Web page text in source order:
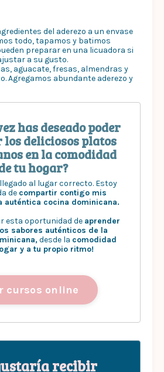
del aderezo a un envase
todo, tapamos y batimos
preparar en una licuadora si
a su gusto.
aguacate, fresas, almendras y
Agregamos abundante aderezo y
has deseado poder
deliciosos platos
en la comodidad
tu hogar?
al lugar correcto. Estoy
de compartir contigo mis
auténtica cocina dominicana.
esta oportunidad de aprender
sabores auténticos de la
desde la comodidad
y a tu propio ritmo!
cursos online
recibir